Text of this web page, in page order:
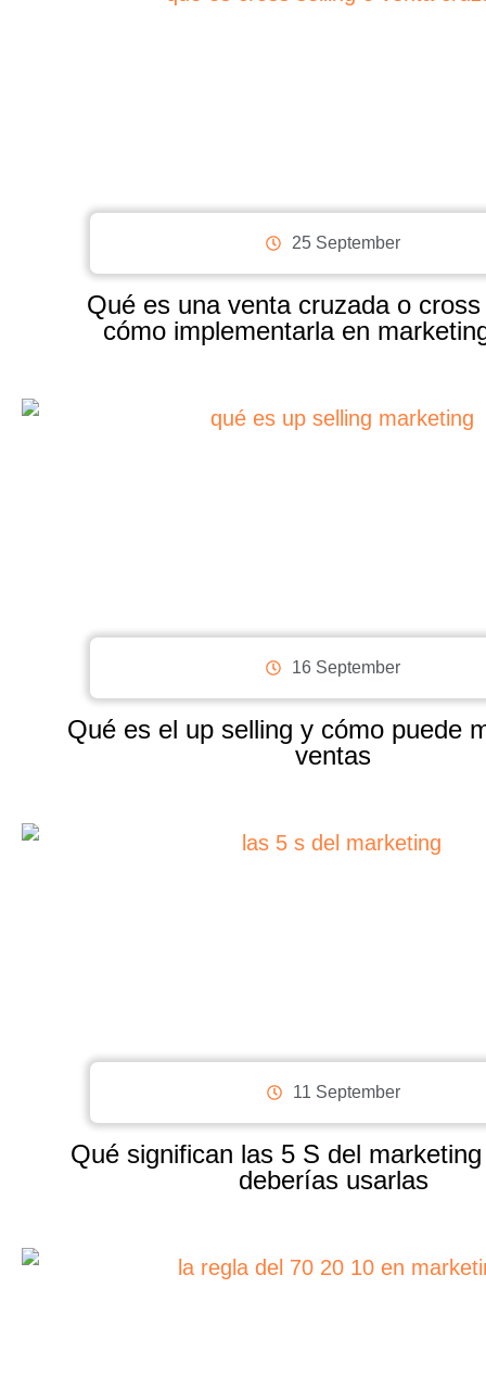
25 September
Qué es una venta cruzada o
cómo implementarla en
16 September
Qué es el up selling y cómo puede
ventas
11 September
Qué significan las 5 S del
deberías usarlas